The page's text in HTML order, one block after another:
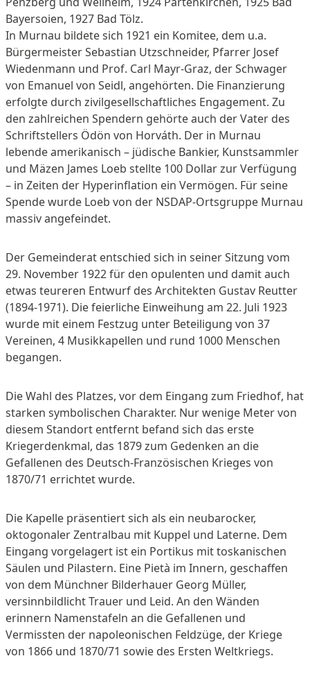
Bayersoien, 1927 Bad Tölz.
In Murnau bildete sich 1921 ein Komitee, dem u.a.
Bürgermeister Sebastian Utzschneider, Pfarrer Josef
Wiedenmann und Prof. Carl Mayr-Graz, der Schwager
von Emanuel von Seidl, angehörten. Die Finanzierung
erfolgte durch zivilgesellschaftliches Engagement. Zu
den zahlreichen Spendern gehörte auch der Vater des
Schriftstellers Ödön von Horváth. Der in Murnau
lebende amerikanisch – jüdische Bankier, Kunstsammler
und Mäzen James Loeb stellte 100 Dollar zur Verfügung
– in Zeiten der Hyperinflation ein Vermögen. Für seine
Spende wurde Loeb von der NSDAP-Ortsgruppe Murnau
massiv angefeindet.
Der Gemeinderat entschied sich in seiner Sitzung vom
29. November 1922 für den opulenten und damit auch
etwas teureren Entwurf des Architekten Gustav Reutter
(1894-1971). Die feierliche Einweihung am 22. Juli 1923
wurde mit einem Festzug unter Beteiligung von 37
Vereinen, 4 Musikkapellen und rund 1000 Menschen
begangen.
Die Wahl des Platzes, vor dem Eingang zum Friedhof, hat
starken symbolischen Charakter. Nur wenige Meter von
diesem Standort entfernt befand sich das erste
Kriegerdenkmal, das 1879 zum Gedenken an die
Gefallenen des Deutsch-Französischen Krieges von
1870/71 errichtet wurde.
Die Kapelle präsentiert sich als ein neubarocker,
oktogonaler Zentralbau mit Kuppel und Laterne. Dem
Eingang vorgelagert ist ein Portikus mit toskanischen
Säulen und Pilastern. Eine Pietà im Innern, geschaffen
von dem Münchner Bilderhauer Georg Müller,
versinnbildlicht Trauer und Leid. An den Wänden
erinnern Namenstafeln an die Gefallenen und
Vermissten der napoleonischen Feldzüge, der Kriege
von 1866 und 1870/71 sowie des Ersten Weltkriegs.